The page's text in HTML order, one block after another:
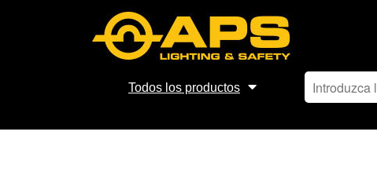
Todos los productos